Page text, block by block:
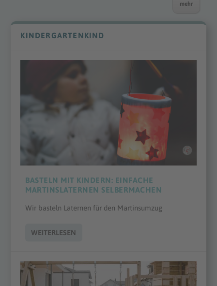
mehr
KINDERGARTENKIND
BASTELN MIT KINDERN: EINFACHE
MARTINSLATERNEN SELBERMACHEN
Wir basteln Laternen für den Martinsumzug
WEITERLESEN